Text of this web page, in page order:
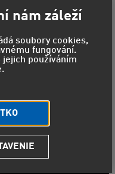
nám záleží
soubory cookies,
fungování.
jejich používáním